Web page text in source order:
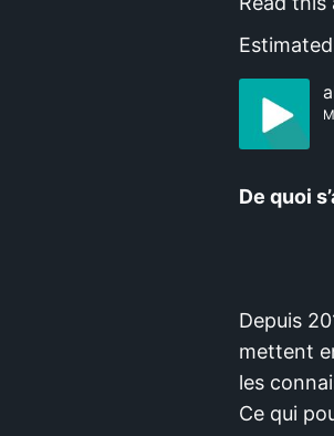
De quoi
Depuis
mettent
les
Ce qui